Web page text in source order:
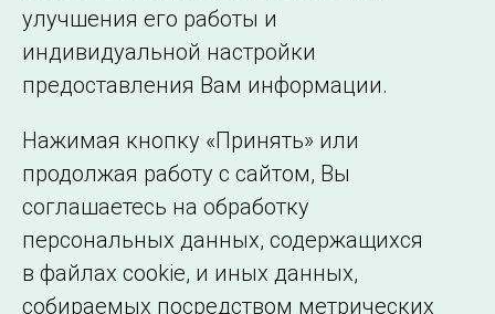
©2005–2026 АО «СО ЕЭС»
Филиалы и
представительства
образовательной
организации
улучшения его работы и
индивидуальной настройки
предоставления Вам информации.
Нажимая кнопку «Принять» или
продолжая работу с сайтом, Вы
соглашаетесь на обработку
персональных данных, содержащихся
в файлах cookie, и иных данных,
собираемых посредством метрических